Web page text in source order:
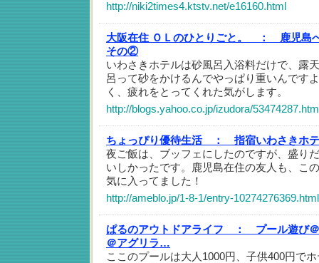
http://niki2times4.ktstv.net/e16160.html
大阪在住 ＯＬのひとりごと。 ：
鹿児島
その②
いわさきホテルは砂風呂入浴料だけで、露
呂って砂をかけるんでやっぱり重いんです
く、疲れをとってくれた気がします。
http://blogs.yahoo.co.jp/izudora/
ちょっぴり優待生活 ：
指宿いわさきホ
夜ご飯は、ブッフェにしたのですが、盛り
いしかったです。鹿児島在住の友人も、こ
気に入ってました！
http://ameblo.jp/1-8-1/entry-10274276369.html
ぱるのアウトドアライフ ：
プール遊び
＠アグリラ…
ここのプールは大人1000円、子供400円で